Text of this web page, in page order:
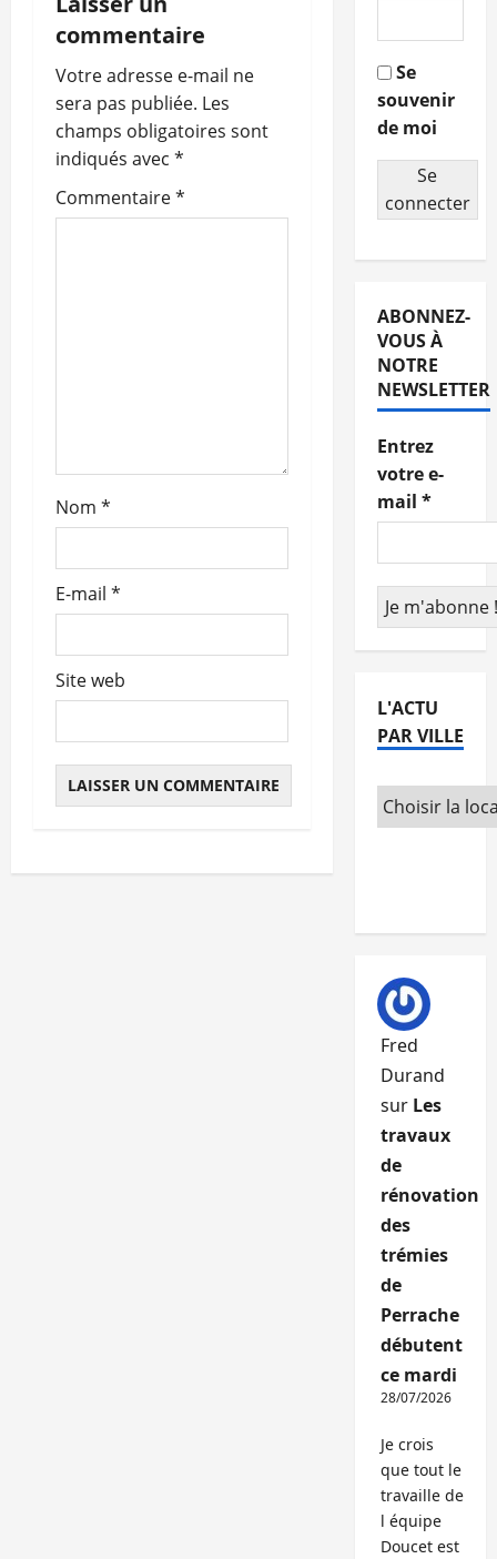
i
g
a
t
i
r
t
i
c
l
e
commentaire
Votre adresse e-mail ne
sera pas publiée. Les
champs obligatoires sont
indiqués avec *
Commentaire*
Nom *
E-mail *
Site web
Se
souvenir
de moi
Se
connecter
ABONNEZ-
VOUS À
NOTRE
NEWSLETTER
Entrez
votre e-
mail *
L'ACTU
PAR VILLE
Fred
Durand
sur Les
travaux
de
rénovation
des
trémies
de
Perrache
débutent
ce mardi
28/07/2026
Je crois
que tout le
travaille de
l équipe
Doucet est